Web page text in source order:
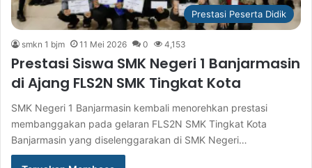
Prestasi Peserta Didik
smkn 1 bjm 11 Mei 2026 0 4,153
Prestasi Siswa SMK Negeri 1 Banjarmasin
di Ajang FLS2N SMK Tingkat Kota
SMK Negeri 1 Banjarmasin kembali menorehkan prestasi
membanggakan pada gelaran FLS2N SMK Tingkat Kota
Banjarmasin yang diselenggarakan di SMK Negeri…